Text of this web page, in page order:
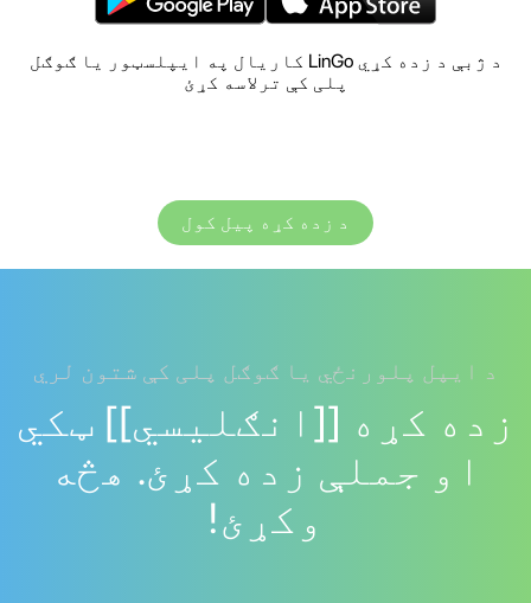
د ژبې د زده کړي LinGo کاریال په ایپلسټور یا ګوګل
پلی کې ترلاسه کړئ
د زده کړه پیل کول
د ایپل پلورنځي یا ګوګل پلی کې شتون لري
زده کړه [[انګلیسي]] ټکي
او جملې زده کړئ. هڅه
وکړئ!